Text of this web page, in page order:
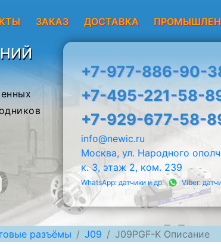
ЗАКАЗ ДОСТАВКА
+7-977-886-90-
+7-495-221-58-
+7-929-677-58-
info@newic.ru
Москва, ул. Народного
к. 3, этаж 2, ком. 239
WhatsApp: датчики и др. Viber:
разъёмы J09 J09PGF-K Описание